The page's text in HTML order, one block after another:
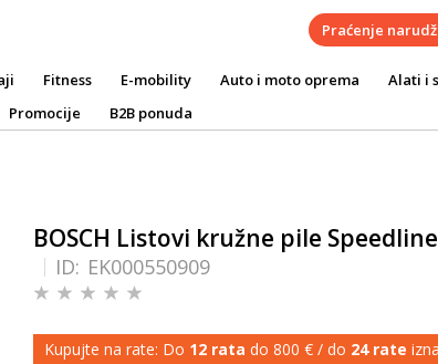
Praćenje
Fitness E-mobility Auto i moto oprema Alati i
Promocije B2B ponuda
BOSCH Listovi kružne pile
ID: EK000550909
Kupujte na rate: Do 12 rata do 800 € / do 24 rate